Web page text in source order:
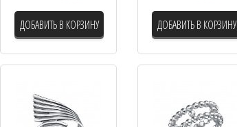
ДОБАВИТЬ В КОРЗИНУ ДОБАВИТЬ В КОРЗИНУ